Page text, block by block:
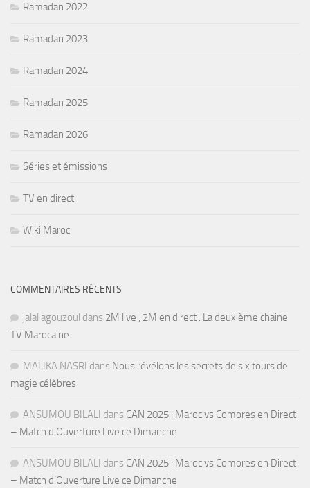
Ramadan 2022
Ramadan 2023
Ramadan 2024
Ramadan 2025
Ramadan 2026
Séries et émissions
TV en direct
Wiki Maroc
COMMENTAIRES RÉCENTS
jalal agouzoul dans 2M live , 2M en direct : La deuxième chaine
TV Marocaine
MALIKA NASRI dans Nous révélons les secrets de six tours de
magie célèbres
ANSUMOU BILALI dans CAN 2025 : Maroc vs Comores en Direct
– Match d’Ouverture Live ce Dimanche
ANSUMOU BILALI dans CAN 2025 : Maroc vs Comores en Direct
– Match d’Ouverture Live ce Dimanche